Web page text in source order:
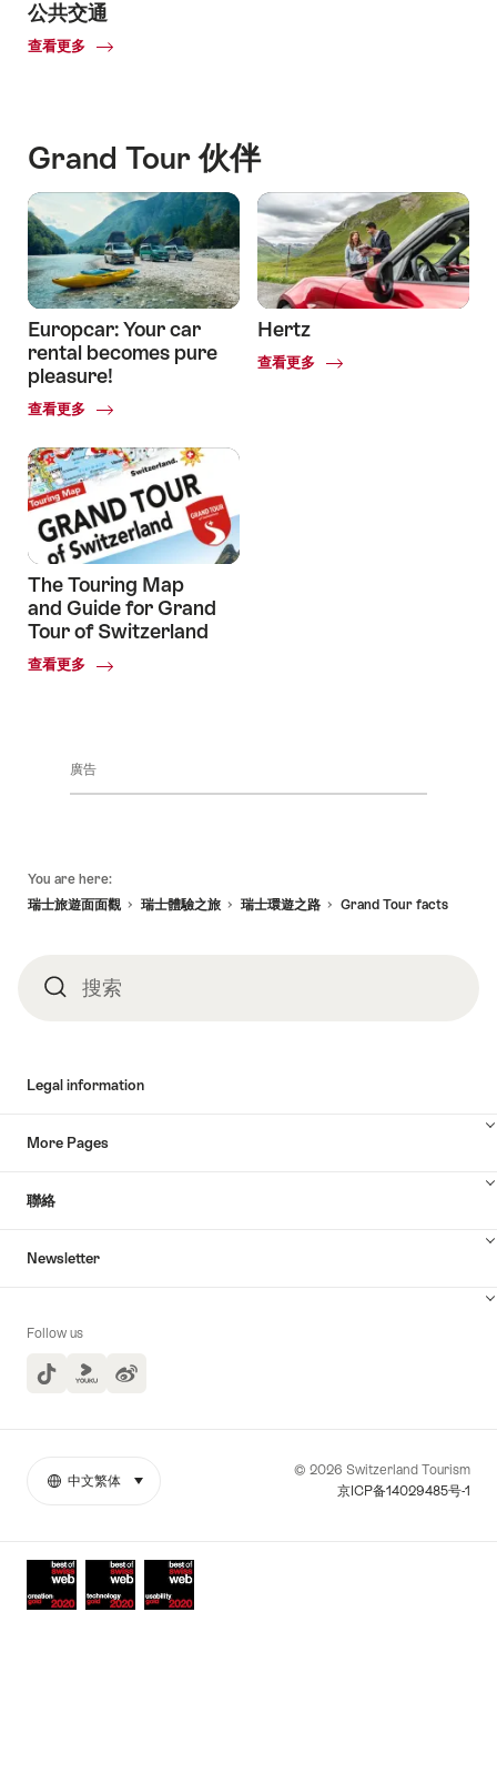
公共交通
查看更多
Common.Of
Grand Tour 伙伴
Europcar: Your car
rental becomes pure
pleasure!
查看更多
Common.Of
Hertz
查看更多
Common.Of
The Touring Map
and Guide for Grand
Tour of Switzerland
查看更多
Common.Of
Guide
for
Switzerland
廣告
You are here:
瑞士旅遊面面觀
瑞士體驗之旅 瑞士環遊之路 Grand Tour facts
搜 搜索
Legal information
More Pages
聯絡
Newsletter
Follow us
TikTokYuoku
Awards
More
© 2026 Switzerland Tourism
京ICP备14029485号-1
中文繁体 select (click to display)